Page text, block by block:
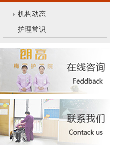
机构动态
护理常识